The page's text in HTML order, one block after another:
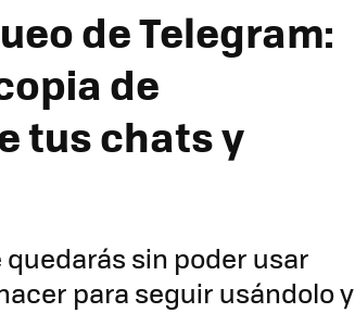
de Telegram:
de
tus chats y
quedarás sin poder usar
para seguir usándolo y